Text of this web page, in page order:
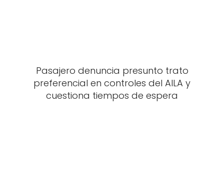
Pasajero denuncia presunto trato
preferencial en controles del AILA y
cuestiona tiempos de espera